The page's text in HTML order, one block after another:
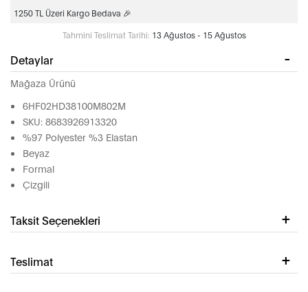
1250 TL Üzeri Kargo Bedava 🎉
Tahmini Teslimat Tarihi: 13 Ağustos - 15 Ağustos
Detaylar
Mağaza Ürünü
6HF02HD38100M802M
SKU: 8683926913320
%97 Polyester %3 Elastan
Beyaz
Formal
Çizgili
Taksit Seçenekleri
Teslimat